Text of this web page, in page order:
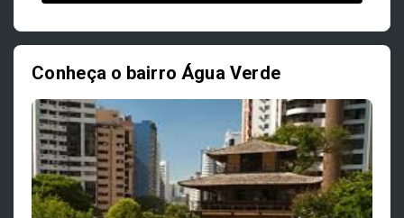
Conheça o bairro Água Verde